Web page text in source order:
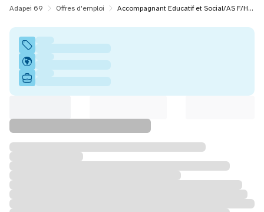
Adapei 69 Offres d'emploi Accompagnant Educatif et Social/AS F/H - Foyer Henri Thomas